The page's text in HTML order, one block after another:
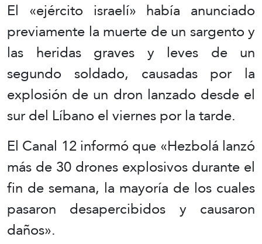
El «ejército israelí» había anunciado
previamente la muerte de un sargento y
las heridas graves y leves de un
segundo soldado, causadas por la
explosión de un dron lanzado desde el
sur del Líbano el viernes por la tarde.
El Canal 12 informó que «Hezbolá lanzó
más de 30 drones explosivos durante el
fin de semana, la mayoría de los cuales
pasaron desapercibidos y causaron
daños».